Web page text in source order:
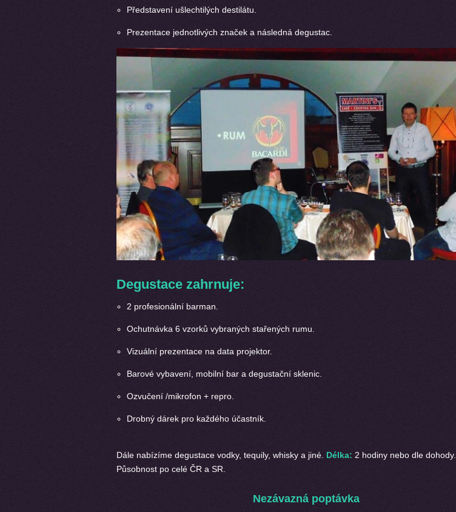
Představení ušlechtilých destilátu.
Prezentace jednotlivých značek a následná degustac.
Degustace zahrnuje:
2 profesionální barman.
Ochutnávka 6 vzorků vybraných stařených rumu.
Vizuální prezentace na data projektor.
Barové vybavení, mobilní bar a degustační sklenic.
Ozvučení /mikrofon + repro.
Drobný dárek pro každého účastník.
Dále nabízíme degustace vodky, tequily, whisky a jiné. Délka: 2 hodiny nebo dle dohody.
Působnost po celé ČR a SR.
Nezávazná poptávka